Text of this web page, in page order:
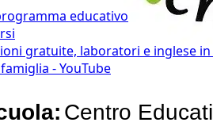
educativo
gratuite, laboratori e inglese in
- YouTube
Centro